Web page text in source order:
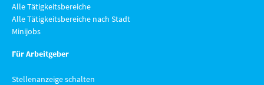
Alle Tätigkeitsbereiche
Alle Tätigkeitsbereiche nach Stadt
Minijobs
Für Arbeitgeber
Stellenanzeige schalten